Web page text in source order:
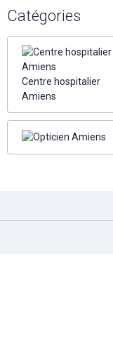
Catégories
Centre hospitalier
Amiens